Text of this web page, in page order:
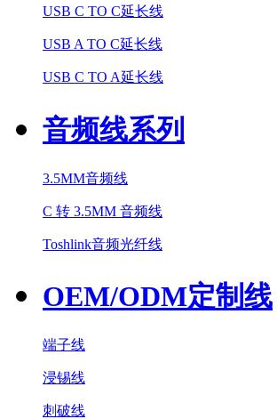
USB C TO C延长线
USB A TO C延长线
USB C TO A延长线
音频线系列
3.5MM音频线
C 转 3.5MM 音频线
Toshlink音频光纤线
OEM/ODM定制线
端子线
浸锡线
刺破线